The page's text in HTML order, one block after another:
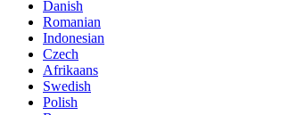
Danish
Romanian
Indonesian
Czech
Afrikaans
Swedish
Polish